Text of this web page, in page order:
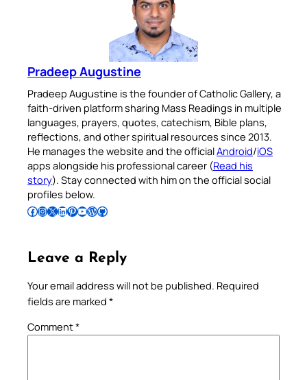
Pradeep Augustine
Pradeep Augustine is the founder of Catholic Gallery, a
faith-driven platform sharing Mass Readings in multiple
languages, prayers, quotes, catechism, Bible plans,
reflections, and other spiritual resources since 2013.
He manages the website and the officialAndroid/iOS
apps alongside his professional career (Read his
story). Stay connected with him on the official social
profiles below.
Follow Pradeep on Facebook Follow Pradeep on InstagramFollow Pradeep on X Follow Pradeep on LinkedIn Follow Pradeep on Pinterest Subscribe to Pradeep’s Youtube Channel Follow Pradeep on WordPress Follow Pradeep on GitHub
Leave a Reply
Your email address will not be published. Required
fields are marked *
Comment*